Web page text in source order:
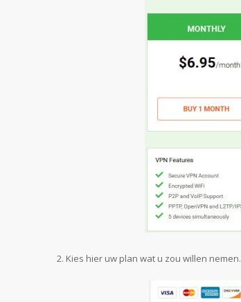
Kies hier uw plan wat u zou willen nemen.